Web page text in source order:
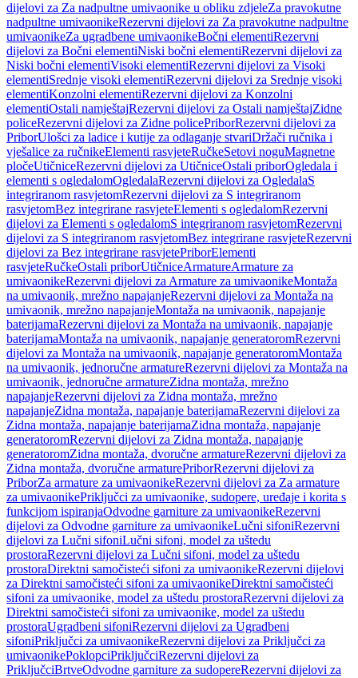
dijelovi za Za nadpultne umivaonike u obliku zdjeleZa pravokutne
nadpultne umivaonikeRezervni dijelovi za Za pravokutne nadpultne
umivaonikeZa ugradbene umivaonikeBočni elementiRezervni
dijelovi za Bočni elementiNiski bočni elementiRezervni dijelovi za
Niski bočni elementiVisoki elementiRezervni dijelovi za Visoki
elementiSrednje visoki elementiRezervni dijelovi za Srednje visoki
elementiKonzolni elementiRezervni dijelovi za Konzolni
elementiOstali namještajRezervni dijelovi za Ostali namještajZidne
policeRezervni dijelovi za Zidne policePriborRezervni dijelovi za
PriborUlošci za ladice i kutije za odlaganje stvariDržači ručnika i
vješalice za ručnikeElementi rasvjeteRučkeSetovi noguMagnetne
pločeUtičniceRezervni dijelovi za UtičniceOstali priborOgledala i
elementi s ogledalomOgledalaRezervni dijelovi za OgledalaS
integriranom rasvjetomRezervni dijelovi za S integriranom
rasvjetomBez integrirane rasvjeteElementi s ogledalomRezervni
dijelovi za Elementi s ogledalomS integriranom rasvjetomRezervni
dijelovi za S integriranom rasvjetomBez integrirane rasvjeteRezervni
dijelovi za Bez integrirane rasvjetePriborElementi
rasvjeteRučkeOstali priborUtičniceArmatureArmature za
umivaonikeRezervni dijelovi za Armature za umivaonikeMontaža
na umivaonik, mrežno napajanjeRezervni dijelovi za Montaža na
umivaonik, mrežno napajanjeMontaža na umivaonik, napajanje
baterijamaRezervni dijelovi za Montaža na umivaonik, napajanje
baterijamaMontaža na umivaonik, napajanje generatoromRezervni
dijelovi za Montaža na umivaonik, napajanje generatoromMontaža
na umivaonik, jednoručne armatureRezervni dijelovi za Montaža na
umivaonik, jednoručne armatureZidna montaža, mrežno
napajanjeRezervni dijelovi za Zidna montaža, mrežno
napajanjeZidna montaža, napajanje baterijamaRezervni dijelovi za
Zidna montaža, napajanje baterijamaZidna montaža, napajanje
generatoromRezervni dijelovi za Zidna montaža, napajanje
generatoromZidna montaža, dvoručne armatureRezervni dijelovi za
Zidna montaža, dvoručne armaturePriborRezervni dijelovi za
PriborZa armature za umivaonikeRezervni dijelovi za Za armature
za umivaonikePriključci za umivaonike, sudopere, uređaje i korita s
funkcijom ispiranjaOdvodne garniture za umivaonikeRezervni
dijelovi za Odvodne garniture za umivaonikeLučni sifoniRezervni
dijelovi za Lučni sifoniLučni sifoni, model za uštedu
prostoraRezervni dijelovi za Lučni sifoni, model za uštedu
prostoraDirektni samočisteći sifoni za umivaonikeRezervni dijelovi
za Direktni samočisteći sifoni za umivaonikeDirektni samočisteći
sifoni za umivaonike, model za uštedu prostoraRezervni dijelovi za
Direktni samočisteći sifoni za umivaonike, model za uštedu
prostoraUgradbeni sifoniRezervni dijelovi za Ugradbeni
sifoniPriključci za umivaonikeRezervni dijelovi za Priključci za
umivaonikePoklopciPriključciRezervni dijelovi za
PriključciBrtveOdvodne garniture za sudopereRezervni dijelovi za